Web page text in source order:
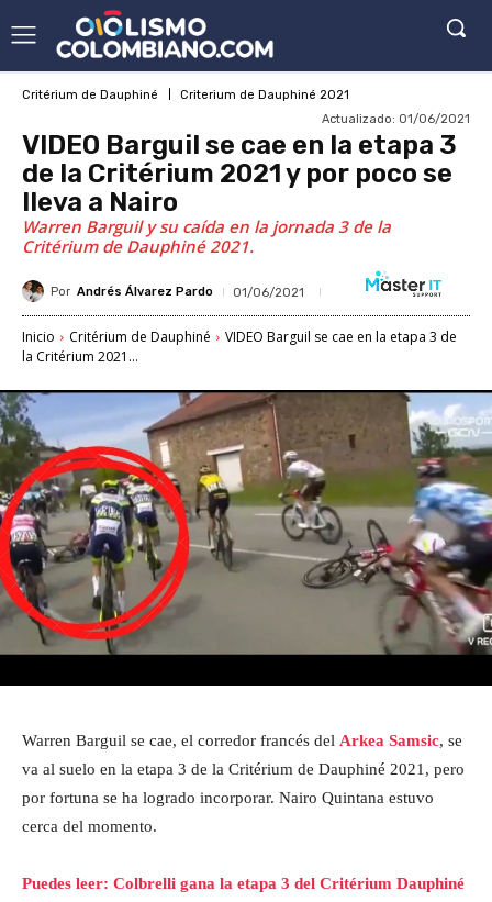
Critérium de Dauphiné
Criterium de Dauphiné 2021
Actualizado: 01/06/2021
VIDEO Barguil se cae en la etapa 3
de la Critérium 2021 y por poco se
lleva a Nairo
Warren Barguil y su caída en la jornada 3 de la
Critérium de Dauphiné 2021.
Por Andrés Álvarez Pardo 01/06/2021
Inicio Critérium de Dauphiné
VIDEO Barguil se cae en la etapa 3 de
la Critérium 2021...
Warren Barguil se cae, el corredor francés del Arkea Samsic, se
va al suelo en la etapa 3 de la Critérium de Dauphiné 2021, pero
por fortuna se ha logrado incorporar. Nairo Quintana estuvo
cerca del momento.
Puedes leer: Colbrelli gana la etapa 3 del Critérium Dauphiné